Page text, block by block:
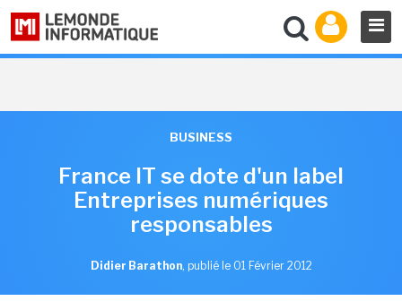
BUSINESS
France IT se dote d'un label
Entreprises numériques
responsables
Didier Barathon, publié le 01 Février 2012